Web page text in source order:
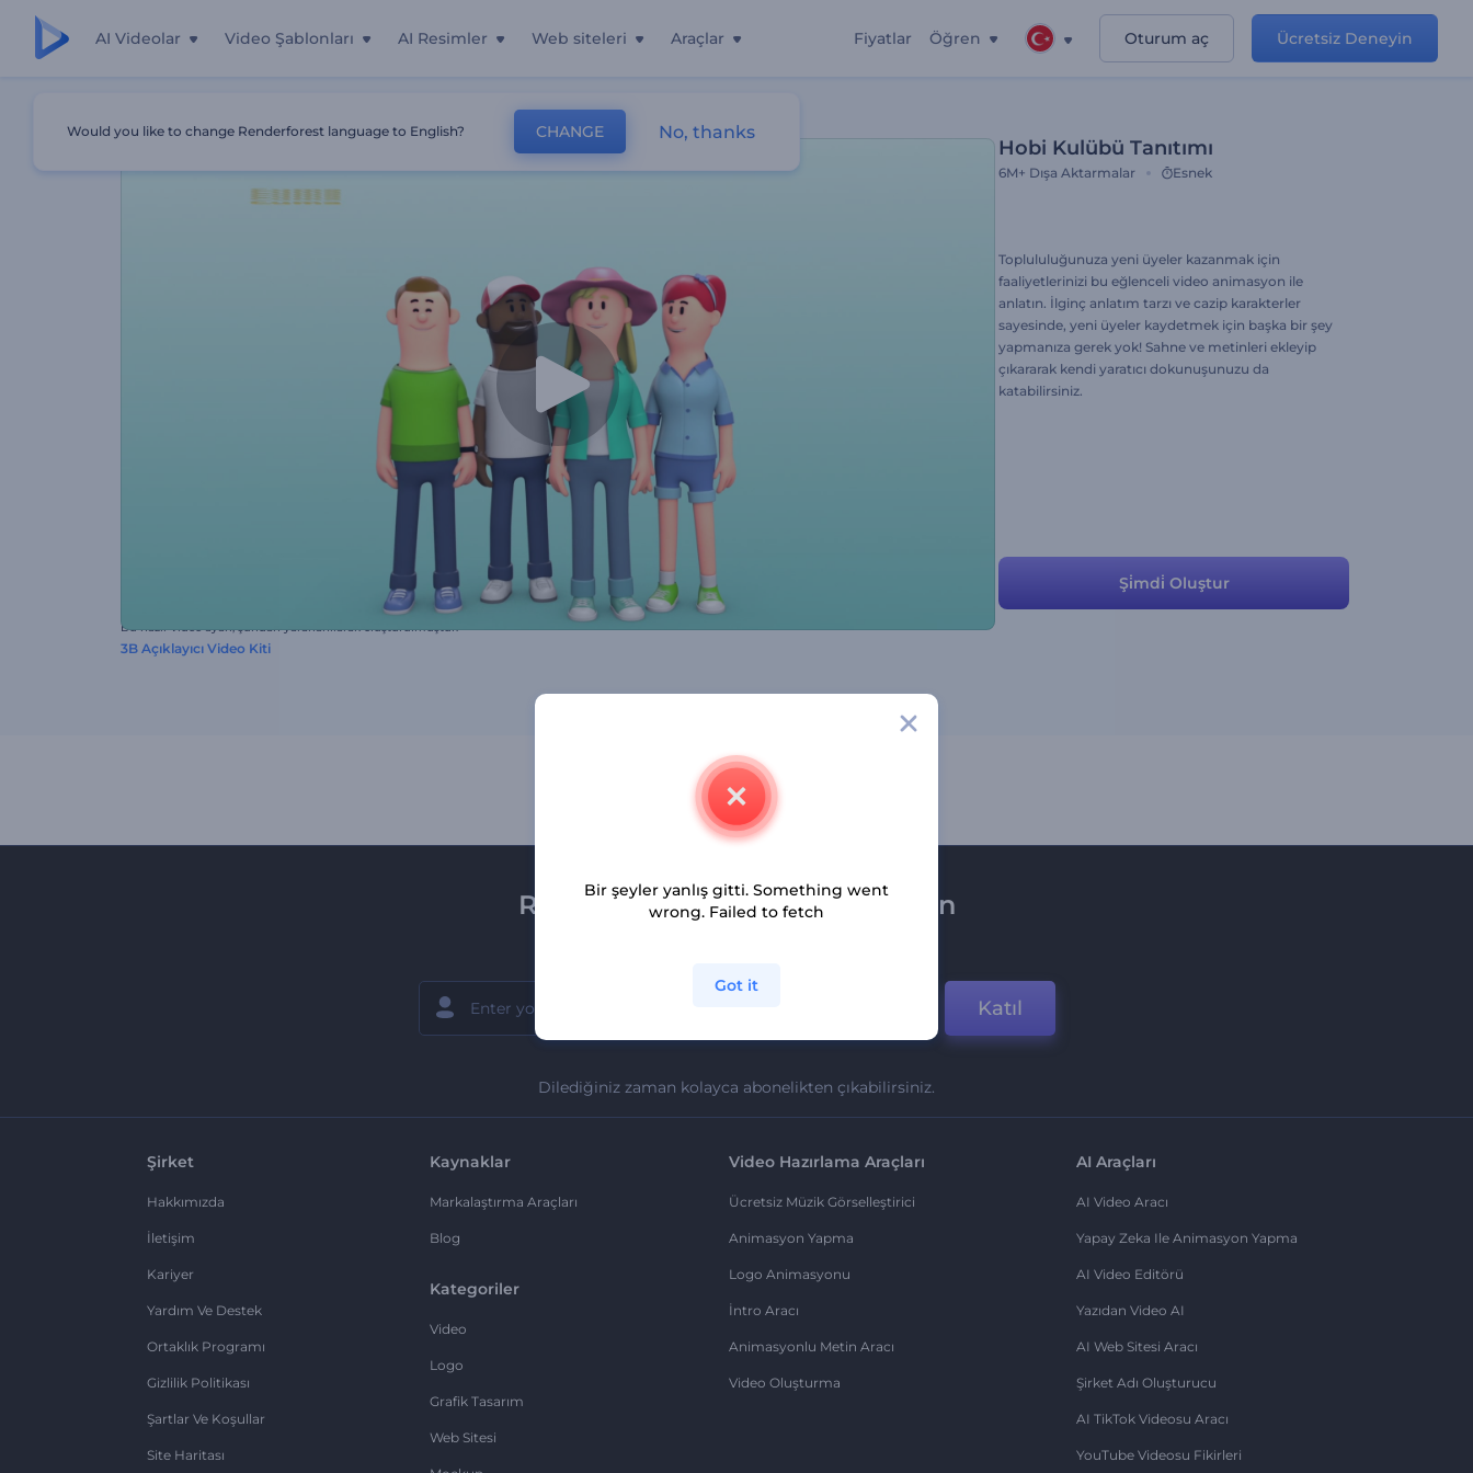
AI Videolar Video Şablonları AI Resimler Web siteleri Araçlar Fiyatlar Öğren Oturum aç Ücretsiz Deneyin
Hobi Kulübü Tanıtımı
6M+ Dışa Aktarmalar Esnek
Toplululuğunuza yeni üyeler kazanmak için
faaliyetlerinizi bu eğlenceli video animasyon ile
anlatın. İlginç anlatım tarzı ve cazip karakterler
sayesinde, yeni üyeler kaydetmek için başka bir şey
yapmanıza gerek yok! Sahne ve metinleri ekleyip
çıkararak kendi yaratıcı dokunuşunuzu da
katabilirsiniz.
Şi̇mdi̇ Oluştur
Bu hazır video ayarı, şundan yararlanılarak oluşturulmuştur:
3B Açıklayıcı Video Kiti
Renderforest bültenine üye olun
Katıl
Dilediğiniz zaman kolayca abonelikten çıkabilirsiniz.
Şirket
Hakkımızda
İletişim
Kariyer
Yardım Ve Destek
Ortaklık Programı
Gizlilik Politikası
Şartlar Ve Koşullar
Site Haritası
Kaynaklar
Markalaştırma Araçları
Blog
Kategoriler
Video
Logo
Grafik Tasarım
Web Sitesi
Video Hazırlama Araçları
Ücretsiz Müzik Görselleştirici
Animasyon Yapma
Logo Animasyonu
İntro Aracı
Animasyonlu Metin Aracı
Video Oluşturma
AI Araçları
AI Video Aracı
Yapay Zeka Ile Animasyon Yapma
AI Video Editörü
Yazıdan Video AI
AI Web Sitesi Aracı
Şirket Adı Oluşturucu
AI TikTok Videosu Aracı
YouTube Videosu Fikirleri
Would you like to change Renderforest language to English? CHANGE No, thanks
Bir şeyler yanlış gitti. Something went
wrong. Failed to fetch
Got it